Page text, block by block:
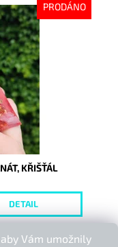
PRODÁNO
KŘIŠŤÁL
DETAIL
Vám umožnily